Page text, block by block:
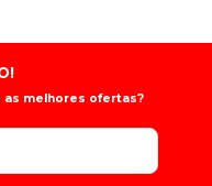
melhores ofertas?